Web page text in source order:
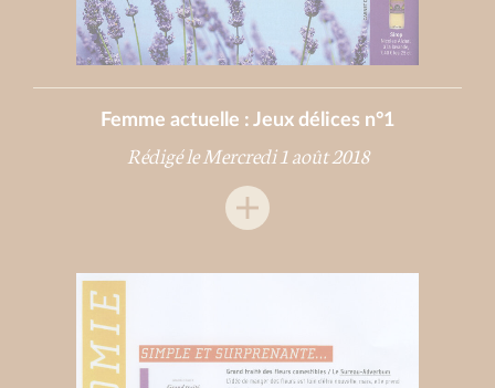
Femme actuelle : Jeux délices n°1
Rédigé le Mercredi 1 août 2018